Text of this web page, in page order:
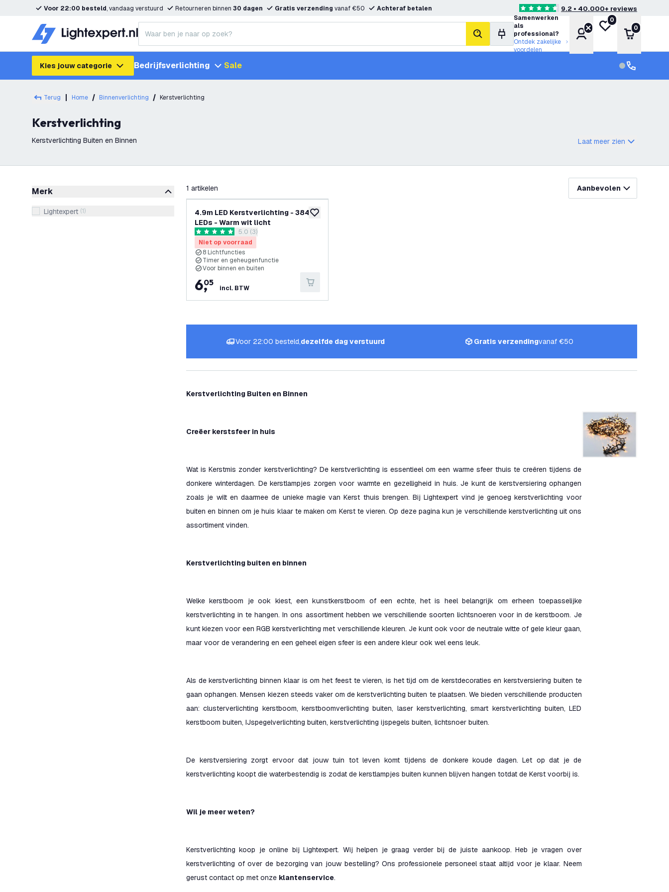
Voor 22:00 besteld, vandaag verstuurd Retourneren binnen 30 dagen Gratis verzending vanaf €50 Achteraf betalen 4.6 score sterren9.2 • 40.000+ reviews
zoeken
Samenwerken
als
professional?
Ontdek zakelijke
voordelen
Account
Mijn verlanglijst
0
0
Kies jouw categorie Bedrijfsverlichting Sale
Terug Home Binnenverlichting Kerstverlichting
Kerstverlichting
Kerstverlichting Buiten en Binnen Laat meer zien
Merk
Lightexpert (1)
1 artikelen Aanbevolen
toevoegen aan verlanglijst
4.9m LED Kerstverlichting - 384
LEDs - Warm wit licht
reviews drawer openen
5 score sterren 5.0 (3)
Niet op voorraad
8 Lichtfuncties
Timer en geheugenfunctie
Voor binnen en buiten
6,
05
incl. BTW
Voor 22:00 besteld,dezelfde dag verstuurd Gratis verzendingvanaf €50
filteren
Kerstverlichting Buiten en Binnen
Creëer kerstsfeer in huis
Wat is Kerstmis zonder kerstverlichting? De kerstverlichting is essentieel om een warme sfeer thuis te creëren tijdens de
donkere winterdagen. De kerstlampjes zorgen voor warmte en gezelligheid in huis. Je kunt de kerstversiering ophangen
zoals je wilt en daarmee de unieke magie van Kerst thuis brengen. Bij Lightexpert vind je genoeg kerstverlichting voor
buiten en binnen om je huis klaar te maken om Kerst te vieren. Op deze pagina kun je verschillende kerstverlichting uit ons
assortiment vinden.
Kerstverlichting buiten en binnen
Welke kerstboom je ook kiest, een kunstkerstboom of een echte, het is heel belangrijk om erheen toepasselijke
kerstverlichting in te hangen. In ons assortiment hebben we verschillende soorten lichtsnoeren voor in de kerstboom. Je
kunt kiezen voor een RGB kerstverlichting met verschillende kleuren. Je kunt ook voor de neutrale witte of gele kleur gaan,
maar voor de verandering en een geheel eigen sfeer is een andere kleur ook wel eens leuk.
Als de kerstverlichting binnen klaar is om het feest te vieren, is het tijd om de kerstdecoraties en kerstversiering buiten te
gaan ophangen. Mensen kiezen steeds vaker om de kerstverlichting buiten te plaatsen. We bieden verschillende producten
aan: clusterverlichting kerstboom, kerstboomverlichting buiten, laser kerstverlichting, smart kerstverlichting buiten, LED
kerstboom buiten, IJspegelverlichting buiten, kerstverlichting ijspegels buiten, lichtsnoer buiten.
De kerstversiering zorgt ervoor dat jouw tuin tot leven komt tijdens de donkere koude dagen. Let op dat je de
kerstverlichting koopt die waterbestendig is zodat de kerstlampjes buiten kunnen blijven hangen totdat de Kerst voorbij is.
Wil je meer weten?
Kerstverlichting koop je online bij Lightexpert. Wij helpen je graag verder bij de juiste aankoop. Heb je vragen over
kerstverlichting of over de bezorging van jouw bestelling? Ons professionele personeel staat altijd voor je klaar. Neem
gerust contact op met onze klantenservice.